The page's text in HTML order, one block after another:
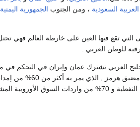
السعودية ، ومن الجنوب الجمهورية اليمنية
التي تقع فيها العين ‏على خارطة العالم فهي
للوطن العربي .‏
العربي تشترك ‏عمان وإيران في التحكم في
أغنى مناطق إنتاج البترول في العالم وذلك ‏عن طريق مضيق هرمز , الذي
العالم ‏النفظية كما يمر به نحو 90% من واردات اليابان النفطية و 70% من ‏واردات السوق